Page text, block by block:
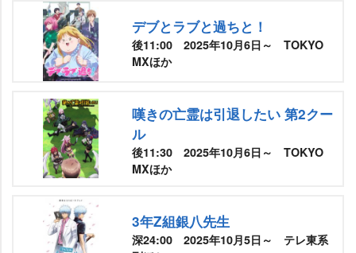
デブとラブと過ちと！
後11:00 2025年10月6日～ TOKYO
MXほか
嘆きの亡霊は引退したい 第2クー
ル
後11:30 2025年10月6日～ TOKYO
MXほか
3年Z組銀八先生
深24:00 2025年10月5日～ テレ東系